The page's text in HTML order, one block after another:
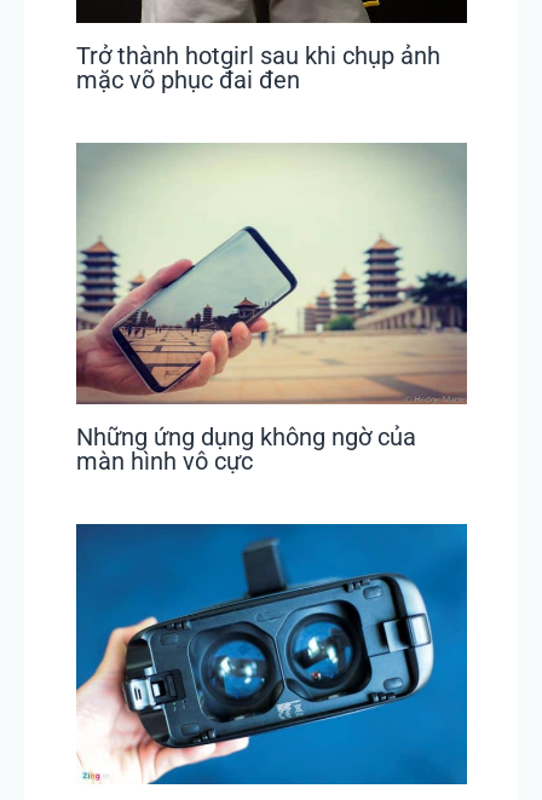
Trở thành hotgirl sau khi chụp ảnh
mặc võ phục đai đen
Những ứng dụng không ngờ của
màn hình vô cực